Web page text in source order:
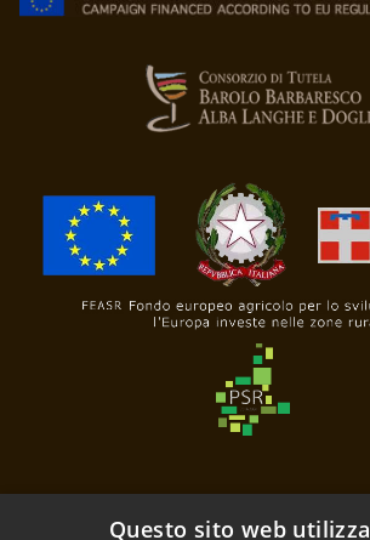
Questo sito web utilizza